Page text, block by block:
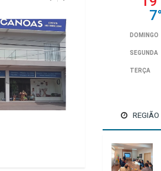
Pousada Ceregatti
06/02/2026 14:36
REGIÃO